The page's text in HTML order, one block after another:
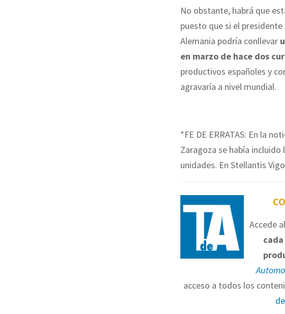
No obstante, habrá que
puesto que si el
Alemania podría conllevar
en marzo de hace dos
productivos españoles y
agravaría a nivel mundial.
*FE DE ERRATAS: En la
Zaragoza se había
unidades. En Stellantis
Accede
acceso a todos los